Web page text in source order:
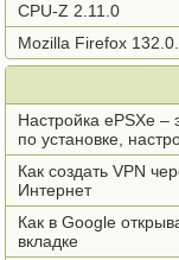
CPU-Z 2.11.0
Mozilla Firefox
Настройка ePSXe –
по установке,
Как создать VPN
Интернет
Как в Google
вкладке